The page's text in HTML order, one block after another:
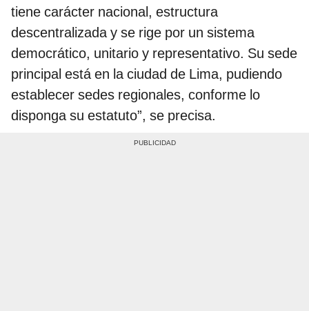
tiene carácter nacional, estructura
descentralizada y se rige por un sistema
democrático, unitario y representativo. Su sede
principal está en la ciudad de Lima, pudiendo
establecer sedes regionales, conforme lo
disponga su estatuto”, se precisa.